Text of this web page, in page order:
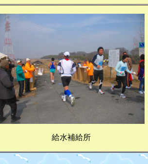
給水補給所